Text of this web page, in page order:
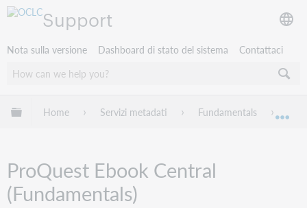
Support
Nota sulla versione Dashboard di stato del sistema Contattaci
Espandi/comprimi la gerarchia globale
Home Servizi metadati Fundamentals
ProQuest Ebook Central
(Fundamentals)